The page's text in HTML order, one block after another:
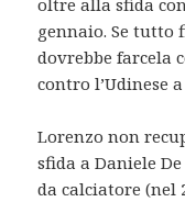
gennaio. Se tutto
dovrebbe farcela
contro l’Udinese
Lorenzo non
sfida a Daniele
da calciatore (nel